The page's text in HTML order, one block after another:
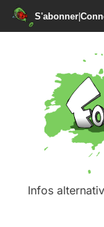
S'abonner|
Infos